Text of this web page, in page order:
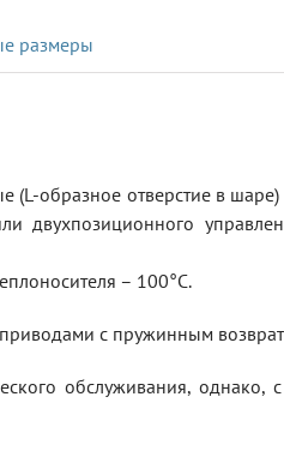
размеры
(L-образное отверстие в
двухпозиционного
– 100°С.
с пружинным
обслуживания, однако,